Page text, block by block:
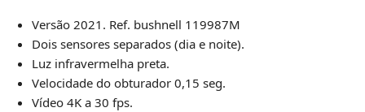
Versão 2021. Ref. bushnell 119987M
Dois sensores separados (dia e noite).
Luz infravermelha preta.
Velocidade do obturador 0,15 seg.
Vídeo 4K a 30 fps.